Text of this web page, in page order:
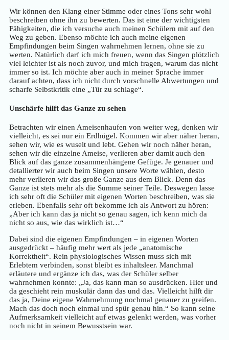
Wir können den Klang einer Stimme oder eines Tons sehr wohl
beschreiben ohne ihn zu bewerten. Das ist eine der wichtigsten
Fähigkeiten, die ich versuche auch meinen Schülern mit auf den
Weg zu geben. Ebenso möchte ich auch meine eigenen
Empfindungen beim Singen wahrnehmen lernen, ohne sie zu
werten. Natürlich darf ich mich freuen, wenn das Singen plötzlich
viel leichter ist als noch zuvor, und mich fragen, warum das nicht
immer so ist. Ich möchte aber auch in meiner Sprache immer
darauf achten, dass ich nicht durch vorschnelle Abwertungen und
scharfe Selbstkritik eine „Tür zu schlage“.
Unschärfe hilft das Ganze zu sehen
Betrachten wir einen Ameisenhaufen von weiter weg, denken wir
vielleicht, es sei nur ein Erdhügel. Kommen wir aber näher heran,
sehen wir, wie es wuselt und lebt. Gehen wir noch näher heran,
sehen wir die einzelne Ameise, verlieren aber damit auch den
Blick auf das ganze zusammenhängene Gefüge. Je genauer und
detallierter wir auch beim Singen unsere Worte wählen, desto
mehr verlieren wir das große Ganze aus dem Blick. Denn das
Ganze ist stets mehr als die Summe seiner Teile. Deswegen lasse
ich sehr oft die Schüler mit eigenen Worten beschreiben, was sie
erleben. Ebenfalls sehr oft bekomme ich als Antwort zu hören:
„Aber ich kann das ja nicht so genau sagen, ich kenn mich da
nicht so aus, wie das wirklich ist…“
Dabei sind die eigenen Empfindungen – in eigenen Worten
ausgedrückt – häufig mehr wert als jede „anatomische
Korrektheit“. Rein physiologisches Wissen muss sich mit
Erlebtem verbinden, sonst bleibt es inhaltsleer. Manchmal
erläutere und ergänze ich das, was der Schüler selber
wahrnehmen konnte: „Ja, das kann man so ausdrücken. Hier und
da geschieht rein muskulär dann das und das. Vielleicht hilft dir
das ja, Deine eigene Wahrnehmung nochmal genauer zu greifen.
Mach das doch noch einmal und spür genau hin.“ So kann seine
Aufmerksamkeit vielleicht auf etwas gelenkt werden, was vorher
noch nicht in seinem Bewusstsein war.